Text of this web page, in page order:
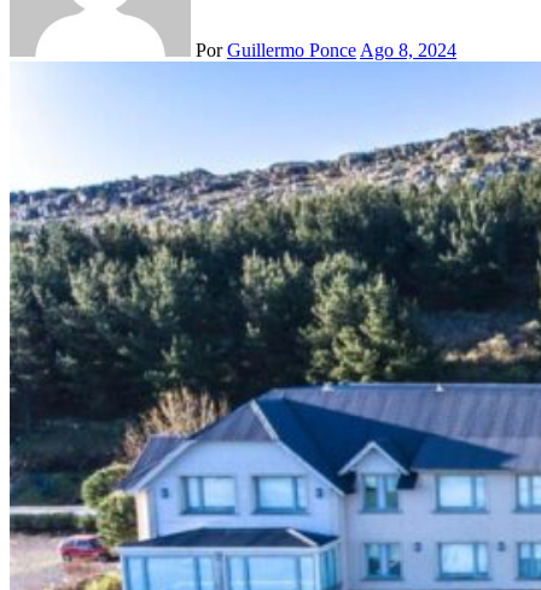
PorGuillermo Ponce Ago 8, 2024